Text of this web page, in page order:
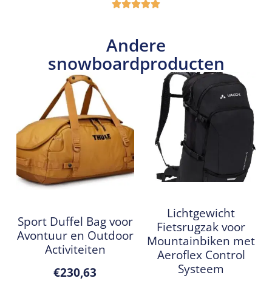
Andere
snowboardproducten
Sport Duffel Bag voor
Avontuur en Outdoor
Activiteiten
€230,63
Lichtgewicht
Fietsrugzak voor
Mountainbiken met
Aeroflex Control
Systeem